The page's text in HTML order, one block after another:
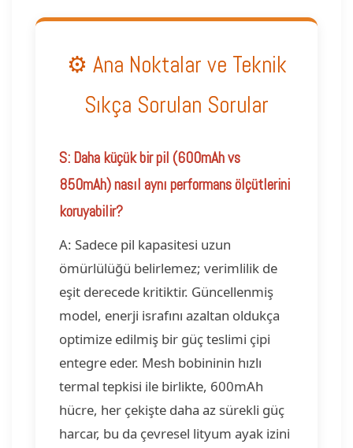
⚙️ Ana Noktalar ve Teknik
Sıkça Sorulan Sorular
S: Daha küçük bir pil (600mAh vs
850mAh) nasıl aynı performans ölçütlerini
koruyabilir?
A: Sadece pil kapasitesi uzun
ömürlülüğü belirlemez; verimlilik de
eşit derecede kritiktir. Güncellenmiş
model, enerji israfını azaltan oldukça
optimize edilmiş bir güç teslimi çipi
entegre eder. Mesh bobininin hızlı
termal tepkisi ile birlikte, 600mAh
hücre, her çekişte daha az sürekli güç
harcar, bu da çevresel lityum ayak izini